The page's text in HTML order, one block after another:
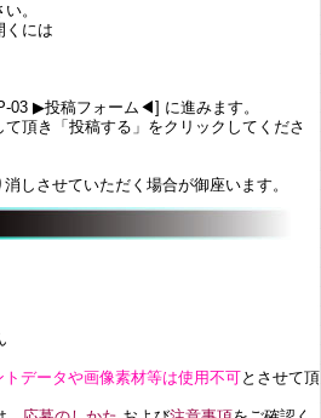
。
くには
03 ▶投稿フォーム◀] に進みます。
頂き「投稿する」をクリックしてくださ
しさせていただく場合が御座います。
データや画像素材等は使用不可とさせて頂